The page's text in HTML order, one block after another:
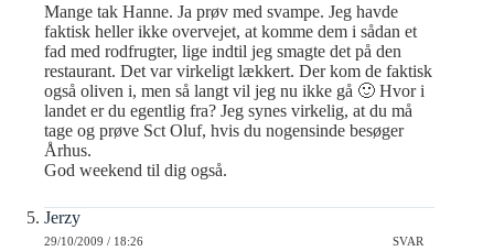
Mange tak Hanne. Ja prøv med svampe. Jeg havde
faktisk heller ikke overvejet, at komme dem i sådan et
fad med rodfrugter, lige indtil jeg smagte det på den
restaurant. Det var virkeligt lækkert. Der kom de faktisk
også oliven i, men så langt vil jeg nu ikke gå 🙂 Hvor i
landet er du egentlig fra? Jeg synes virkelig, at du må
tage og prøve Sct Oluf, hvis du nogensinde besøger
Århus.
God weekend til dig også.
Jerzy
29/10/2009 / 18:26 SVAR